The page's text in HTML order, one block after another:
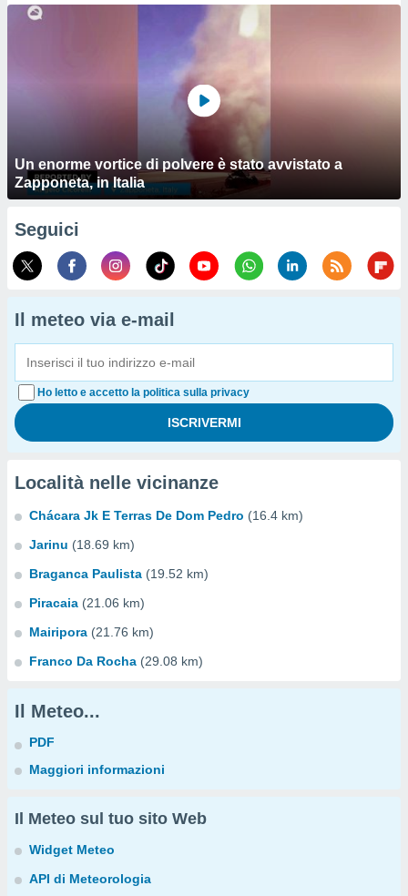
Un enorme vortice di polvere è stato avvistato a
Zapponeta, in Italia
Seguici
Il meteo via e-mail
Ho letto e accetto la politica sulla privacy
Località nelle vicinanze
Chácara Jk E Terras De Dom Pedro (16.4 km)
Jarinu (18.69 km)
Braganca Paulista (19.52 km)
Piracaia (21.06 km)
Mairipora (21.76 km)
Franco Da Rocha (29.08 km)
Il Meteo...
PDF
Maggiori informazioni
Il Meteo sul tuo sito Web
Widget Meteo
API di Meteorologia